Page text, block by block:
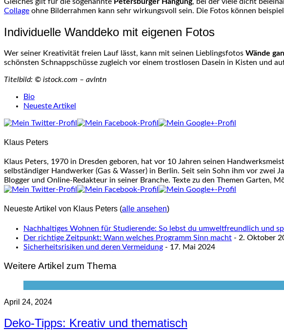
Collage ohne Bilderrahmen kann sehr wirkungsvoll sein. Die Fotos können
Individuelle Wanddeko mit eigenen Fotos
Wer seiner Kreativität freien Lauf lässt, kann mit seinen Lieblingsfotos Wände
schönsten Schnappschüsse zugleich vor einem trostlosen Dasein in Kisten und
Titelbild: © istock.com – avlntn
following
tabs
content
Bio
Neueste Artikel
Klaus Peters
Klaus Peters, 1970 in Dresden geboren, hat vor 10 Jahren seinen
selbständiger Handwerker (Gas & Wasser) in Berlin. Seit sein Sohn ihm vor
Blogger und Online-Redakteur in seiner Branche. Texte zu den Themen Garten,
Neueste Artikel von Klaus Peters (alle ansehen)
Nachhaltiges Wohnen für Studierende: So lebst du umweltfreundlich und
Der richtige Zeitpunkt: Wann welches Programm Sinn macht - 2. Oktober
Sicherheitsrisiken und deren Vermeidung - 17. Mai 2024
Weitere Artikel zum Thema
April 24, 2024
Deko-Tipps: Kreativ und thematisch